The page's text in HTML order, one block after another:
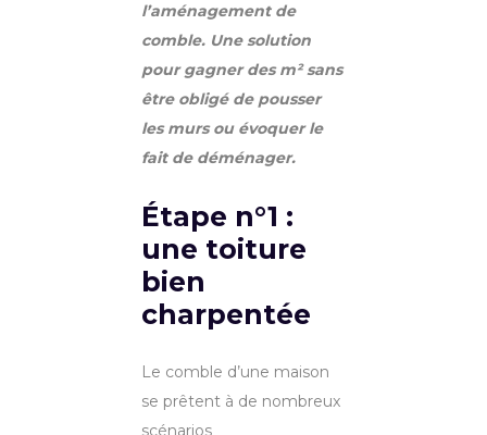
l’aménagement de
comble. Une solution
pour gagner des m² sans
être obligé de pousser
les murs ou évoquer le
fait de déménager.
Étape n°1 :
une toiture
bien
charpentée
Le comble d’une maison
se prêtent à de nombreux
scénarios